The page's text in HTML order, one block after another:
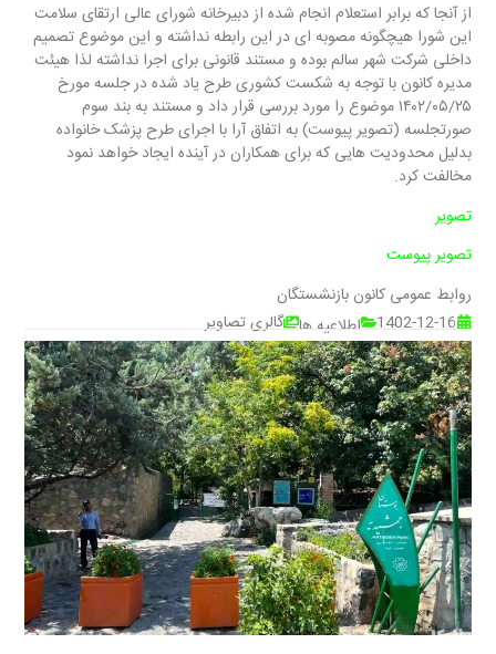
از آنجا که برابر استعلام انجام شده از دبیرخانه شورای عالی ارتقای سلامت
این شورا هیچگونه مصوبه ای در این رابطه نداشته و این موضوع تصمیم
داخلی شرکت شهر سالم بوده و مستند قانونی برای اجرا نداشته لذا هیئت
مدیره کانون با توجه به شکست کشوری طرح یاد شده در جلسه مورخ
۱۴۰۲/۰۵/۲۵ موضوع را مورد بررسی قرار داد و مستند به بند سوم
صورتجلسه (تصویر پیوست) به اتفاق آرا با اجرای طرح پزشک خانواده
بدلیل محدودیت هایی که برای همکاران در آینده ایجاد خواهد نمود
مخالفت کرد.
تصویر
تصویر پیوست
روابط عمومی کانون بازنشستگان
1402-12-16
اطلاعیه ها گالری تصاویر